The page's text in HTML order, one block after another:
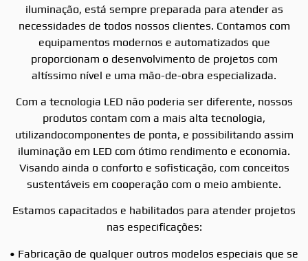
iluminação, está sempre preparada para atender as
necessidades de todos nossos clientes. Contamos com
equipamentos modernos e automatizados que
proporcionam o desenvolvimento de projetos com
altíssimo nível e uma mão-de-obra especializada.
Com a tecnologia LED não poderia ser diferente, nossos
produtos contam com a mais alta tecnologia,
utilizandocomponentes de ponta, e possibilitando assim
iluminação em LED com ótimo rendimento e economia.
Visando ainda o conforto e sofisticação, com conceitos
sustentáveis em cooperação com o meio ambiente.
Estamos capacitados e habilitados para atender projetos
nas especificações:
• Fabricação de qualquer outros modelos especiais que se